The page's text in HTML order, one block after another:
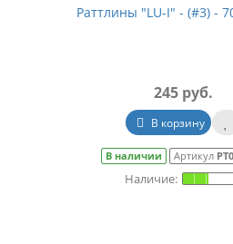
Раттлины "LU-I" - (#3) -
245 руб.
В корзину
В наличии Артикул